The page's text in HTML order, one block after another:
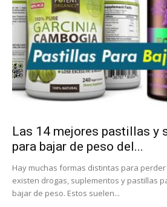
Las 14 mejores pastillas y
para bajar de peso del...
Hay muchas formas distintas para
existen drogas, suplementos y pastillas
bajar de peso. Estos suelen...